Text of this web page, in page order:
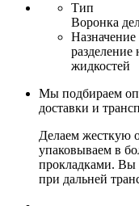
Тип
Воронка
Назначение
жидкостей
Мы подбираем
доставки и
Делаем жесткую
упаковываем в
прокладками. Вы
при дальней